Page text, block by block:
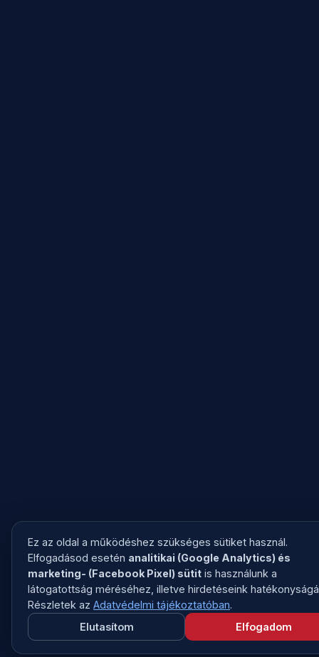
Ez az oldal a működéshez szükséges sütiket használ.
Elfogadásod esetén analitikai (Google Analytics) és
marketing- (Facebook Pixel) sütit is használunk a
látogatottság méréséhez, illetve hirdetéseink
Részletek az Adatvédelmi tájékoztatóban.
Elutasítom
Elfogadom